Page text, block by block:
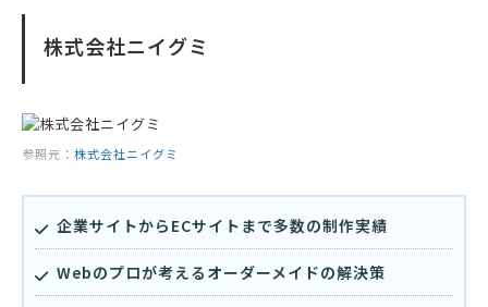
株式会社ニイグミ
参照元： 株式会社ニイグミ
企業サイトからECサイトまで多数の制作実績
Webのプロが考えるオーダーメイドの解決策